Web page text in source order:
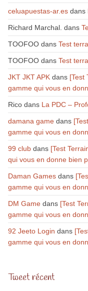
celuapuestas-ar.esdans
Richard Marchal. dans
TOOFOOdans Test
TOOFOOdans Test
JKT JKT APKdans [Test
gamme qui vous en
Ricodans La PDC –
damana gamedans
gamme qui vous en
99 clubdans [Test
qui vous en donne bien
Daman Gamesdans
gamme qui vous en
DM Gamedans [Test
gamme qui vous en
92 Jeeto Login dans
gamme qui vous en
Tweet récent